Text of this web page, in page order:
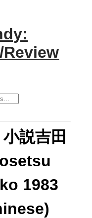
説吉田
1983